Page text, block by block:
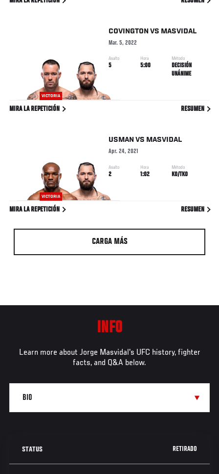
VICTORIA
COVINGTON VS MASVIDAL
Mar. 5, 2022
Asalto
5
Hora
5:00
Método
DECISIÓN
UNÁNIME
MIRA LA REPETICIÓN RESUMEN
VICTORIA
USMAN VS MASVIDAL
Apr. 24, 2021
Asalto
2
Hora
1:02
Método
KO/TKO
MIRA LA REPETICIÓN RESUMEN
CARGA MÁS
INFO
Learn more about Jorge Masvidal's UFC history, fighter
facts, and Q&A below.
STATUS RETIRADO